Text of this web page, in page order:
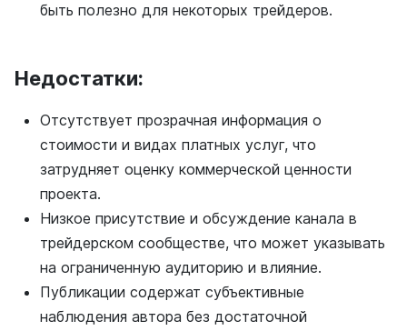
быть полезно для некоторых трейдеров.
Недостатки:
Отсутствует прозрачная информация о
стоимости и видах платных услуг, что
затрудняет оценку коммерческой ценности
проекта.
Низкое присутствие и обсуждение канала в
трейдерском сообществе, что может указывать
на ограниченную аудиторию и влияние.
Публикации содержат субъективные
наблюдения автора без достаточной